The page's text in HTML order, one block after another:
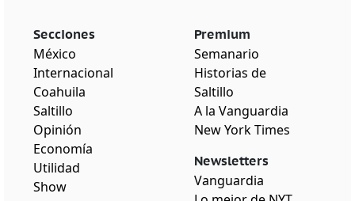
Secciones
México
Internacional
Coahuila
Saltillo
Opinión
Economía
Utilidad
Show
Premium
Semanario
Historias de
Saltillo
A la Vanguardia
New York Times
Newsletters
Vanguardia